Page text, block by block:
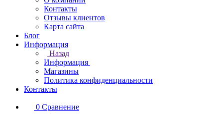
Контакты
Отзывы клиентов
Карта сайта
Блог
Информация
Назад
Информация
Магазины
Политика конфиденциальности
Контакты
0 Сравнение